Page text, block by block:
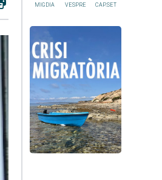
MIGDIA VESPRE CAP.SET